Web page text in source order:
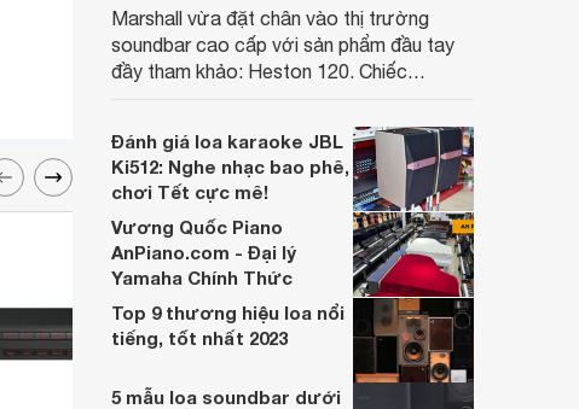
Marshall vừa đặt chân vào thị trường
soundbar cao cấp với sản phẩm đầu tay
đầy tham khảo: Heston 120. Chiếc
lớn, kết nối đa dạng, mà còn ghi điểm nhờ
“chất Marshall” cùng cấu trúc âm thanh
5.1.2 đầy hứa hẹn.
Đánh giá loa karaoke JBL
Ki512: Nghe nhạc bao phê,
chơi Tết cực mê!
Vương Quốc Piano
AnPiano.com - Đại lý
Yamaha Chính Thức
Top 9 thương hiệu loa nổi
tiếng, tốt nhất 2023
5 mẫu loa soundbar dưới